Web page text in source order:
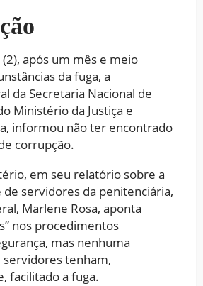
após um mês e meio
da fuga, a
da Secretaria Nacional de
Ministério da Justiça e
informou não ter encontrado
corrupção.
em seu relatório sobre a
servidores da penitenciária,
Marlene Rosa, aponta
nos procedimentos
mas nenhuma
servidores tenham,
facilitado a fuga.